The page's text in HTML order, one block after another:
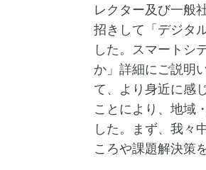
レクター及び一般
招きして「デジタ
した。スマートシ
か」詳細にご説明
て、より身近に感
ことにより、地域
した。まず、我々
ころや課題解決策